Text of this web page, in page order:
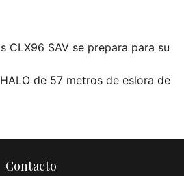
CLX96 SAV se prepara para su
de 57 metros de eslora de
Contacto